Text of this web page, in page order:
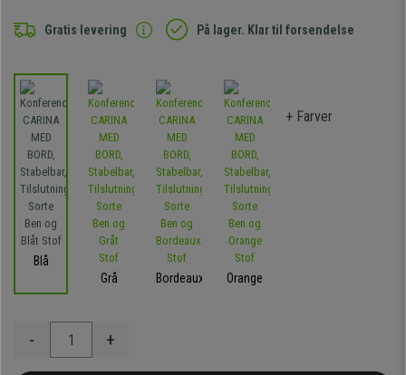
Gratis levering På lager. Klar til forsendelse
Blå
Grå
Bordeaux Orange
+ Farver
- +